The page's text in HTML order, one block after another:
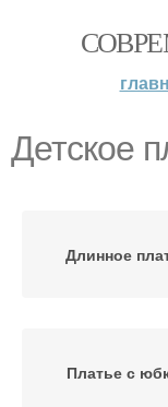
Детское
Длинное
Платье с